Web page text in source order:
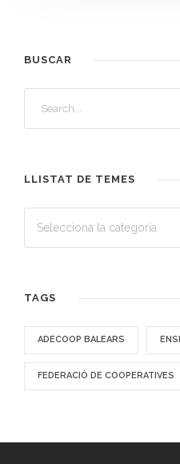
BUSCAR
LLISTAT DE TEMES
TAGS
ADECOOP BALEARS
FEDERACIÓ DE COOPERATIVES